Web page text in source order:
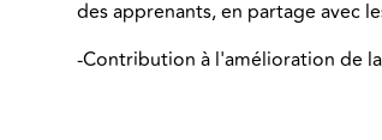
des apprenants, en partage avec
-Contribution à l'amélioration de